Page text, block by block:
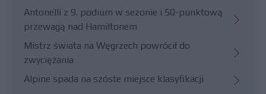
Antonelli z 9. podium w sezonie i 50-punktową
przewagą nad Hamiltonem
Mistrz świata na Węgrzech powrócił do
zwyciężania
Alpine spada na szóste miejsce klasyfikacji